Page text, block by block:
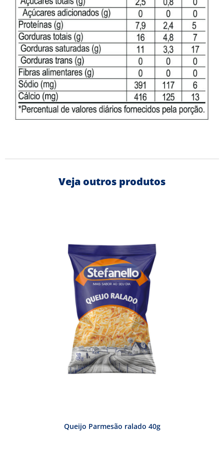
Veja outros produtos
Queijo Parmesão ralado 40g